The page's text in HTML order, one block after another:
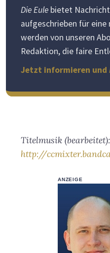
Die Eule bietet
aufgeschrieben für
werden von unseren
Redaktion, die faire
Jetzt informieren und
Titelmusik
http://
ANZEIGE